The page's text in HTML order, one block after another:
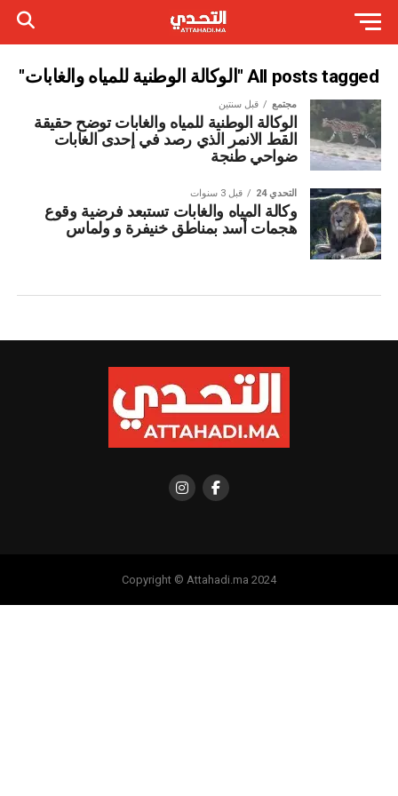
All posts tagged "الوكالة الوطنية للمياه والغابات"
مجتمع قبل سنتين
الوكالة الوطنية للمياه والغابات توضح حقيقة
القط الانمر الذي رصد في إحدى الغابات
ضواحي طنجة
التحدي 24 قبل 3 سنوات
وكالة المياه والغابات تستبعد فرضية وقوع
هجمات أسد بمناطق خنيفرة و ولماس
Copyright © Attahadi.ma 2024